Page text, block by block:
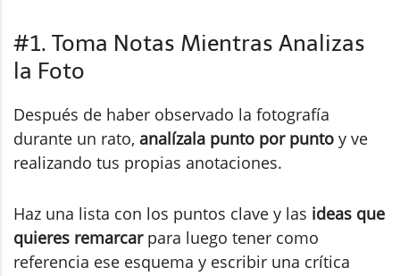
#1. Toma Notas Mientras Analizas
la Foto
Después de haber observado la fotografía
durante un rato, analízala punto por punto y ve
realizando tus propias anotaciones.
Haz una lista con los puntos clave y las ideas que
quieres remarcarpara luego tener como
referencia ese esquema y escribir una crítica